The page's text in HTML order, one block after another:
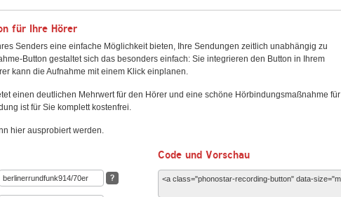
für Ihre Hörer
Senders eine einfache Möglichkeit bieten, Ihre Sendungen zeitlich unabhängig zu
Button gestaltet sich das besonders einfach: Sie integrieren den Button in Ihrem
kann die Aufnahme mit einem Klick einplanen.
einen deutlichen Mehrwert für den Hörer und eine schöne Hörbindungsmaßnahme für
ist für Sie komplett kostenfrei.
hier ausprobiert werden.
?
Code und Vorschau